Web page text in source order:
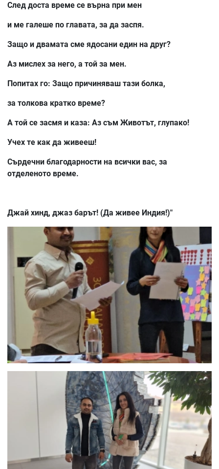
След доста време се върна при мен
и ме галеше по главата, за да заспя.
Защо и двамата сме ядосани един на друг?
Аз мислех за него, а той за мен.
Попитах го: Защо причиняваш тази болка,
за толкова кратко време?
А той се засмя и каза: Аз съм Животът, глупако!
Учех те как да живееш!
Сърдечни благодарности на всички вас, за
отделеното време.
Джай хинд, джаз барът! (Да живее Индия!)"